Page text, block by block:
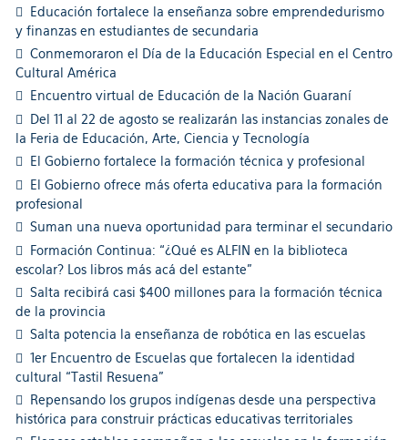
Educación fortalece la enseñanza sobre emprendedurismo
y finanzas en estudiantes de secundaria
Conmemoraron el Día de la Educación Especial en el Centro
Cultural América
Encuentro virtual de Educación de la Nación Guaraní
Del 11 al 22 de agosto se realizarán las instancias zonales de
la Feria de Educación, Arte, Ciencia y Tecnología
El Gobierno fortalece la formación técnica y profesional
El Gobierno ofrece más oferta educativa para la formación
profesional
Suman una nueva oportunidad para terminar el secundario
Formación Continua: “¿Qué es ALFIN en la biblioteca
escolar? Los libros más acá del estante”
Salta recibirá casi $400 millones para la formación técnica
de la provincia
Salta potencia la enseñanza de robótica en las escuelas
1er Encuentro de Escuelas que fortalecen la identidad
cultural “Tastil Resuena”
Repensando los grupos indígenas desde una perspectiva
histórica para construir prácticas educativas territoriales